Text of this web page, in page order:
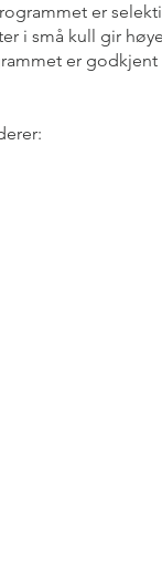
er
i små kull gir
er godkjent